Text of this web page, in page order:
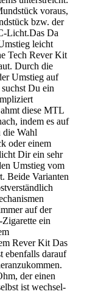
voraus,
bzw. der
Licht.Das Da
leicht
Tech Rever Kit
Durch die
Umstieg auf
Du ein
diese MTL
indem es auf
die Wahl
oder einem
Dir ein sehr
Umstieg vom
Beide Varianten
auf der
ein
Rever Kit Das
ebenfalls darauf
der einen
ist wechsel-